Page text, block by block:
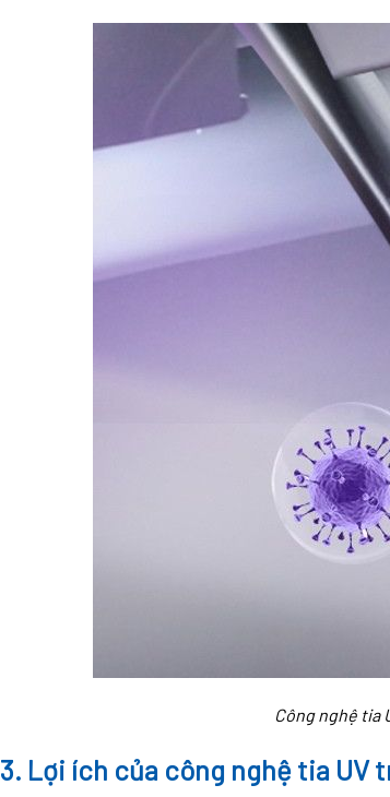
Công nghệ tia
3. Lợi ích của công nghệ tia UV